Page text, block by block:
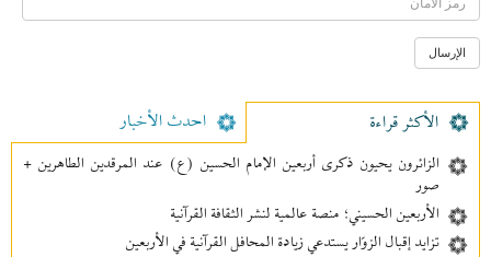
الأکثر قراءة احدث الأخبار
الزائرون يحيون ذكرى أربعين الإمام الحسين (ع) عند المرقدين الطاهرين +
صور
الأربعين الحسيني؛ منصة عالمية لنشر الثقافة القرآنية
تزايد إقبال الزوّار يستدعي زيادة المحافل القرآنية في الأربعين